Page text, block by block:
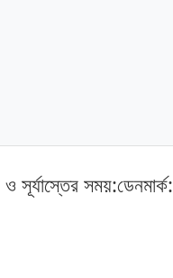
সূর্যাস্তের সময়:ডেনমার্ক: